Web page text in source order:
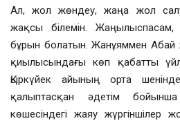
Ал, жол жөндеу, жаңа жол салу
жақсы білемін.
бұрын болатын. Жанұяммен Абай
қиылысындағы көп қабатты
Қыркүйек айының орта
қалыптасқан әдетім
көшесіндегі жаяу жүргіншілер